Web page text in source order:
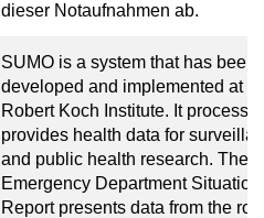
dieser Notaufnahmen ab.
SUMO is a system that has been
developed and implemented at
Robert Koch Institute. It
provides health data for
and public health research. The
Emergency Department Situation
Report presents data from the